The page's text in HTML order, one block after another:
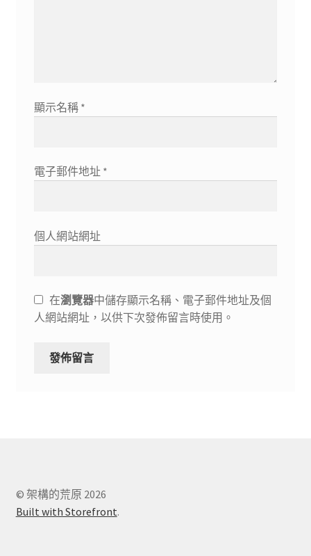
顯示名稱 *
電子郵件地址 *
個人網站網址
在瀏覽器中儲存顯示名稱、電子郵件地址及個
人網站網址，以供下次發佈留言時使用。
© 架構的荒原 2026
Built with Storefront.